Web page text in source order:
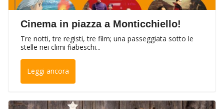
Cinema in piazza a Monticchiello!
Tre notti, tre registi, tre film; una passeggiata sotto le
stelle nei climi fiabeschi...
Leggi ancora